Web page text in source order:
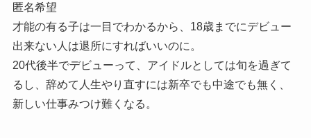
匿名希望
才能の有る子は一目でわかるから、18歳までにデビュー
出来ない人は退所にすればいいのに。
20代後半でデビューって、アイドルとしては旬を過ぎて
るし、辞めて人生やり直すには新卒でも中途でも無く、
新しい仕事みつけ難くなる。